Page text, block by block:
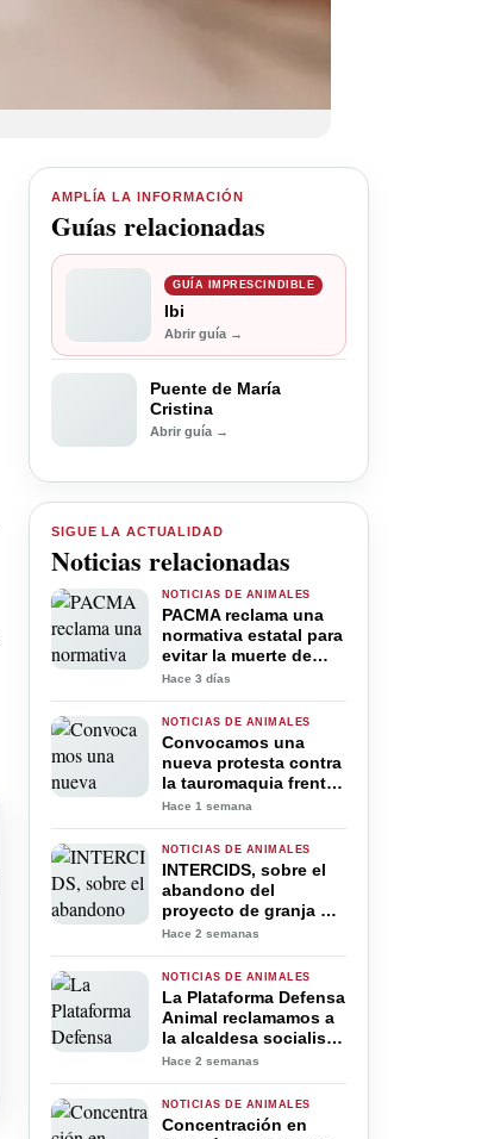
AMPLÍA LA INFORMACIÓN
Guías relacionadas
GUÍA IMPRESCINDIBLE
Ibi
Abrir guía →
Puente de María
Cristina
Abrir guía →
SIGUE LA ACTUALIDAD
Noticias relacionadas
NOTICIAS DE ANIMALES
PACMA reclama una
normativa estatal para
evitar la muerte de
animales silvestres en
humanas
Hace 3 días
NOTICIAS DE ANIMALES
Convocamos una
nueva protesta contra
la tauromaquia frente
al Ayuntamiento de
Hace 1 semana
NOTICIAS DE ANIMALES
INTERCIDS, sobre el
abandono del
proyecto de granja de
pulpos en Canarias:
prohibición definitiva”
Hace 2 semanas
NOTICIAS DE ANIMALES
La Plataforma Defensa
Animal reclamamos a
la alcaldesa socialista
de Benetússer que se
que no había animales
entre los escombros
Hace 2 semanas
NOTICIAS DE ANIMALES
Concentración en